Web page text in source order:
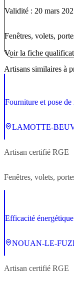
Validité : 20 mars
Fenêtres, volets,
Voir la fiche
Artisans similaires à
Fourniture et pose de
LAMOTTE-
Artisan certifié RGE
Fenêtres, volets,
Efficacité
NOUAN-LE-
Artisan certifié RGE